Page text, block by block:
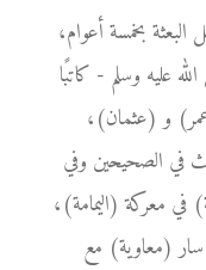
بخمسة أعوام،
عليه وسلم - كاتبًا
و (عثمان)،
في الصحيحين وفي
معركة (اليمامة)،
سار (معاوية) مع